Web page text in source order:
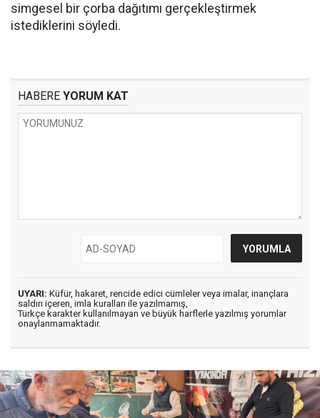
simgesel bir çorba dağıtımı gerçekleştirmek
istediklerini söyledi.
HABERE YORUM KAT
UYARI: Küfür, hakaret, rencide edici cümleler veya imalar, inançlara
saldırı içeren, imla kuralları ile yazılmamış,
Türkçe karakter kullanılmayan ve büyük harflerle yazılmış yorumlar
onaylanmamaktadır.